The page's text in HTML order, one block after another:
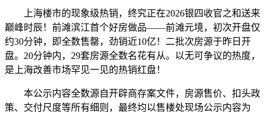
上海楼市的现象级热销，终究正在2026银四收官之和送来
巅峰时辰！前滩滨江首个好房做品——前滩元境，初次开盘仅
约30分钟，即全数售罄，劲销近10亿！二批次房源于昨日开
盘。20分钟内，29套房源全数名花有从。以无可争议的热度，
是上海改善市场罕见一见的热销红盘！
本公示内容全数源自开辟商存案文件，房源售价、扣头政
策、交付尺度等所有细则，最终均以售楼处现场公示内容为